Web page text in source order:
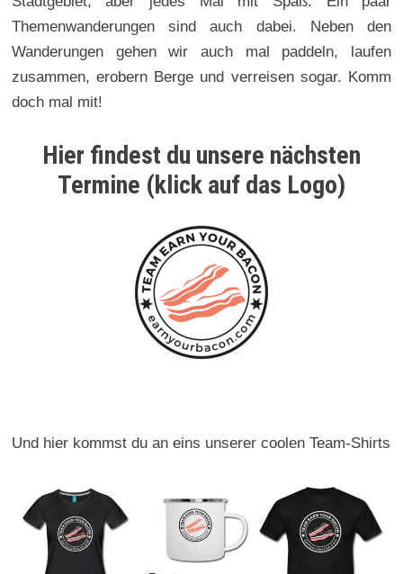
Themenwanderungen sind auch dabei. Neben den
Wanderungen gehen wir auch mal paddeln, laufen
zusammen, erobern Berge und verreisen sogar. Komm
doch mal mit!
Hier findest du unsere nächsten
Termine (klick auf das Logo)
Und hier kommst du an eins unserer coolen Team-Shirts